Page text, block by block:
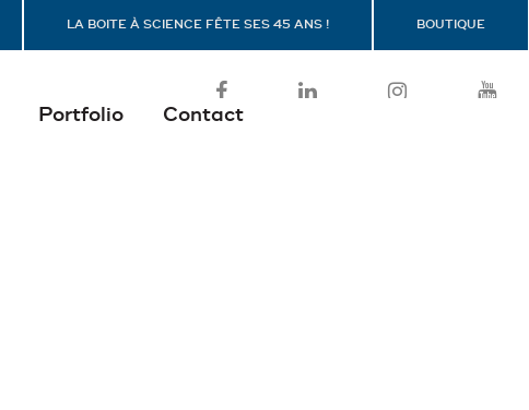
LA BOITE À SCIENCE FÊTE SES 45 ANS ! BOUTIQUE
Portfolio Contact